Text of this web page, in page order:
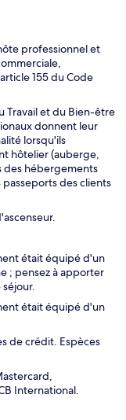
professionnel et
155 du Code
Travail et du Bien-être
donnent leur
lorsqu'ils
hôtelier (auberge,
des hébergements
des clients
était équipé d'un
; pensez à apporter
était équipé d'un
de crédit. Espèces
International.